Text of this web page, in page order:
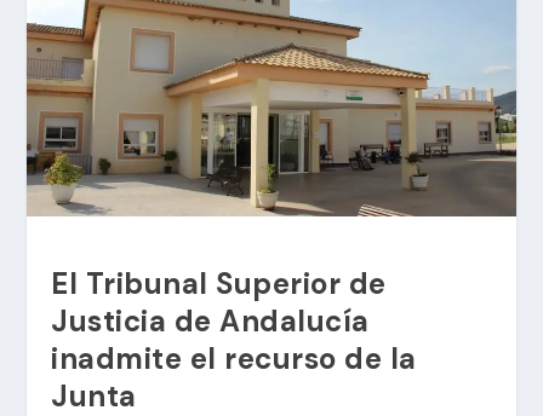
El Tribunal Superior de
Justicia de Andalucía
inadmite el recurso de la
Junta